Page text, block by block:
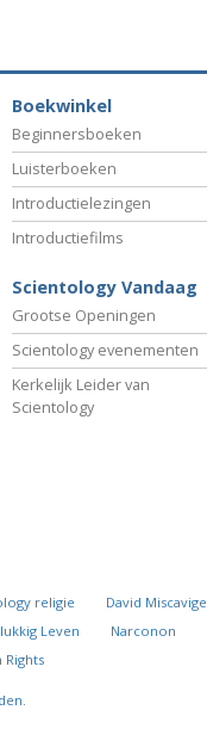
Boekwinkel
Beginnersboeken
Luisterboeken
Introductielezingen
Introductiefilms
Scientology Vandaag
Grootse Openingen
Scientology evenementen
Kerkelijk Leider van
Scientology
religie David Miscavige
Leven Narconon
Rights